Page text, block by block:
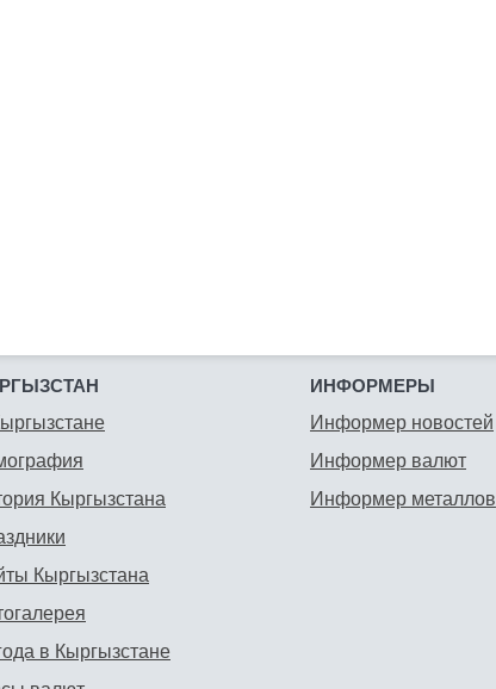
Кыргызстана
Кыргызстана
в Кыргызстане
ИНФОРМЕРЫ
Информер новостей
Информер валют
Информер металлов